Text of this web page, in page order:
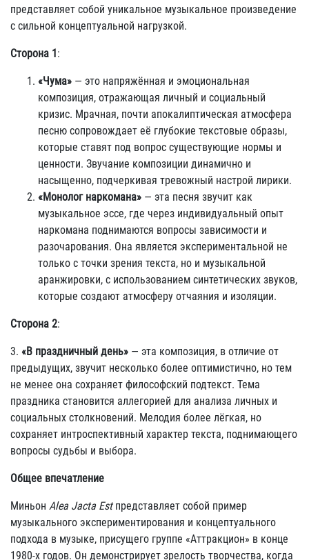
представляет собой уникальное музыкальное произведение
с сильной концептуальной нагрузкой.
Сторона 1:
«Чума» — это напряжённая и эмоциональная
композиция, отражающая личный и социальный
кризис. Мрачная, почти апокалиптическая атмосфера
песню сопровождает её глубокие текстовые образы,
которые ставят под вопрос существующие нормы и
ценности. Звучание композиции динамично и
насыщенно, подчеркивая тревожный настрой лирики.
«Монолог наркомана» — эта песня звучит как
музыкальное эссе, где через индивидуальный опыт
наркомана поднимаются вопросы зависимости и
разочарования. Она является экспериментальной не
только с точки зрения текста, но и музыкальной
аранжировки, с использованием синтетических звуков,
которые создают атмосферу отчаяния и изоляции.
Сторона 2:
3. «В праздничный день» — эта композиция, в отличие от
предыдущих, звучит несколько более оптимистично, но тем
не менее она сохраняет философский подтекст. Тема
праздника становится аллегорией для анализа личных и
социальных столкновений. Мелодия более лёгкая, но
сохраняет интроспективный характер текста, поднимающего
вопросы судьбы и выбора.
Общее впечатление
Миньон Alea Jacta Estпредставляет собой пример
музыкального экспериментирования и концептуального
подхода в музыке, присущего группе «Аттракцион» в конце
1980-х годов. Он демонстрирует зрелость творчества, когда